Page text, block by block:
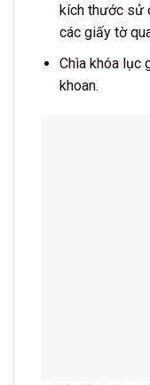
kích thước sử
các giấy tờ
Chìa khóa lục
khoan.